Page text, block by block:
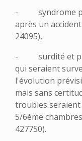
- syndrome
après un accident
24095),
- surdité et
qui seraient
l'évolution
mais sans
troubles seraient
5/6ème
427750).